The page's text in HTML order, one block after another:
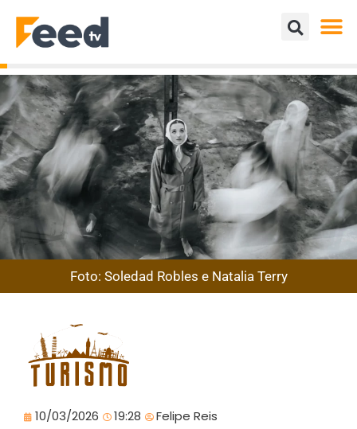
Foto: Soledad Robles e Natalia Terry
10/03/2026 19:28 Felipe Reis